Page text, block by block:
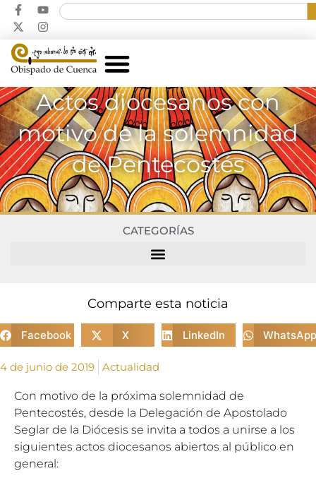
Actos diocesanos con
motivo de la solemnidad
de Pentecostés
CATEGORÍAS
Comparte esta noticia
Facebook X LinkedIn WhatsApp
4 de junio de 2019 Actualidad
Con motivo de la próxima solemnidad de
Pentecostés, desde la Delegación de Apostolado
Seglar de la Diócesis se invita a todos a unirse a los
siguientes actos diocesanos abiertos al público en
general: